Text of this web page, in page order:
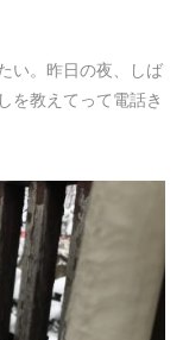
い。昨日の夜、しば
を教えてって電話き